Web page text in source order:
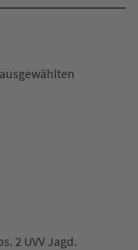
2 UVV Jagd.